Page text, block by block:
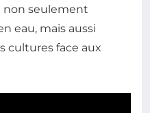
non seulement
eau, mais aussi
cultures face aux